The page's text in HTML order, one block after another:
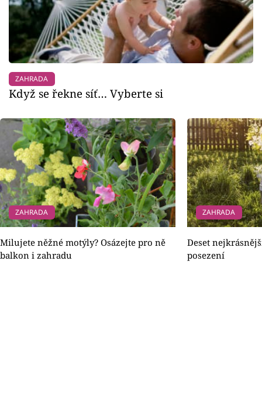
ZAHRADA
Když se řekne síť… Vyberte si
ZAHRADA
Milujete něžné motýly? Osázejte pro ně
balkon i zahradu
ZAHRADA
Deset
posezení